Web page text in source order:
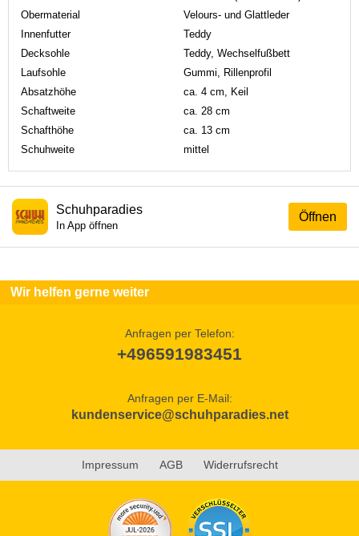
Obermaterial
Velours- und Glattleder
Innenfutter
Teddy
Decksohle
Teddy, Wechselfußbett
Laufsohle
Gummi, Rillenprofil
Absatzhöhe
ca. 4 cm, Keil
Schaftweite
ca. 28 cm
Schafthöhe
ca. 13 cm
Schuhweite
mittel
Öffnen
Schuhparadies
In App öffnen
Wir helfen gerne weiter
Anfragen per Telefon:
+496591983451
Anfragen per E-Mail:
kundenservice@schuhparadies.net
Impressum AGB Widerrufsrecht